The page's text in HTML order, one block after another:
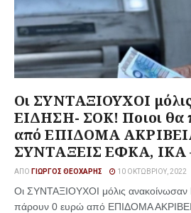
Οι ΣΥΝΤΑΞΙΟΥΧΟΙ
ΕΙΔΗΣΗ- ΣΟΚ! Ποιοι θα
από ΕΠΙΔΟΜΑ
ΣΥΝΤΑΞΕΙΣ ΕΦΚΑ, ΙΚΑ
ΑΠΌ ΓΙΏΡΓΟΣ ΘΕΟΧΆΡΗΣ 10 ΟΚΤΩΒΡΊΟΥ, 2022
Οι ΣΥΝΤΑΞΙΟΥΧΟΙ μόλις
πάρουν 0 ευρώ από ΕΠΙΔΟΜΑ